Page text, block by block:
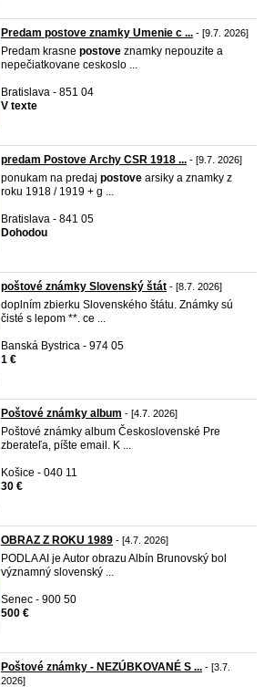
Predam postove znamky Umenie c ... - [9.7. 2026]
Predam krasne postove znamky nepouzite a
nepečiatkovane ceskoslo ...
Bratislava - 851 04
V texte
predam Postove Archy CSR 1918 ... - [9.7. 2026]
ponukam na predaj postove arsiky a znamky z
roku 1918 / 1919 + g ...
Bratislava - 841 05
Dohodou
poštové známky Slovenský štát - [8.7. 2026]
doplním zbierku Slovenského štátu. Známky sú
čisté s lepom **. ce ...
Banská Bystrica - 974 05
1 €
Poštové známky album - [4.7. 2026]
Poštové známky album Československé Pre
zberateľa, píšte email. K ...
Košice - 040 11
30 €
OBRAZ Z ROKU 1989 - [4.7. 2026]
PODLA AI je Autor obrazu Albín Brunovský bol
významný slovenský ...
Senec - 900 50
500 €
Poštové známky - NEZÚBKOVANÉ S ... - [3.7.
2026]